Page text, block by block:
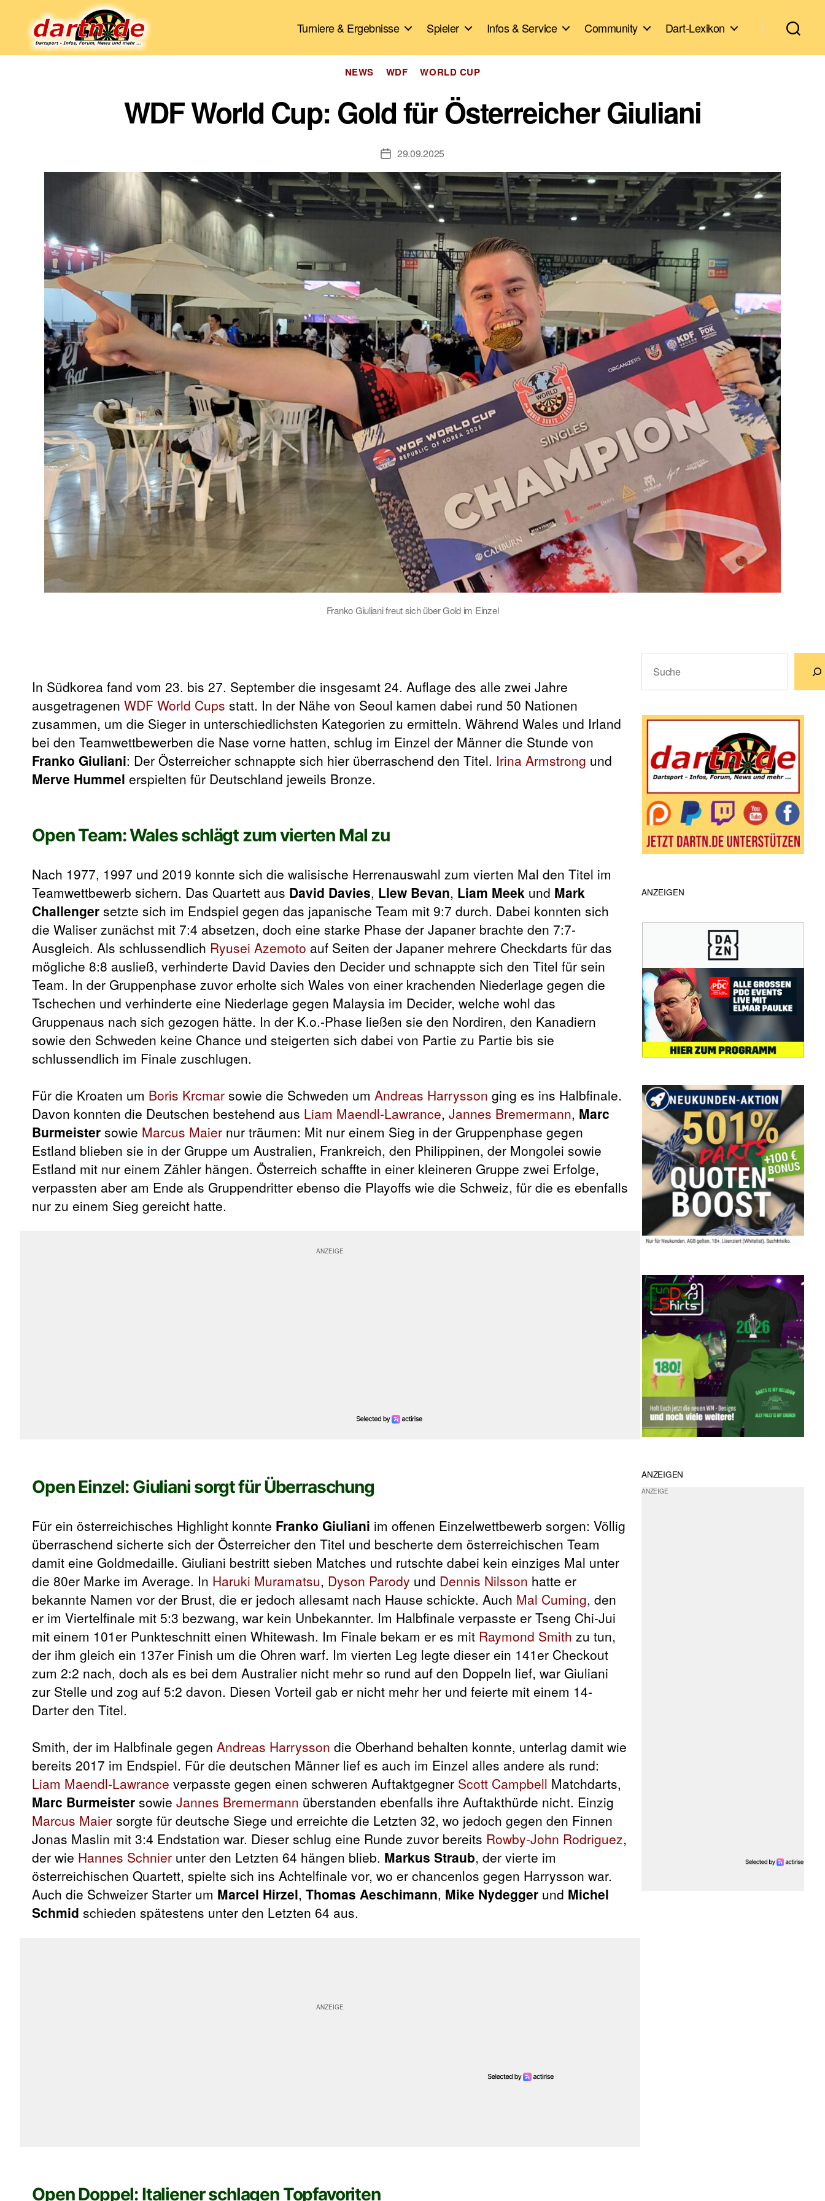
Turniere & Ergebnisse Spieler Infos & Service Community Dart-Lexikon
Kategorien
NEWS WDF WORLD CUP
WDF World Cup: Gold für Österreicher Giuliani
Veröffentlichungsdatum
29.09.2025
Franko Giuliani freut sich über Gold im Einzel
In Südkorea fand vom 23. bis 27. September die insgesamt 24. Auflage des alle zwei Jahre
ausgetragenen WDF World Cups statt. In der Nähe von Seoul kamen dabei rund 50 Nationen
zusammen, um die Sieger in unterschiedlichsten Kategorien zu ermitteln. Während Wales und Irland
bei den Teamwettbewerben die Nase vorne hatten, schlug im Einzel der Männer die Stunde von
Franko Giuliani: Der Österreicher schnappte sich hier überraschend den Titel. Irina Armstrong und
Merve Hummel erspielten für Deutschland jeweils Bronze.
Open Team: Wales schlägt zum vierten Mal zu
Nach 1977, 1997 und 2019 konnte sich die walisische Herrenauswahl zum vierten Mal den Titel im
Teamwettbewerb sichern. Das Quartett aus David Davies, Llew Bevan, Liam Meek und Mark
Challenger setzte sich im Endspiel gegen das japanische Team mit 9:7 durch. Dabei konnten sich
die Waliser zunächst mit 7:4 absetzen, doch eine starke Phase der Japaner brachte den 7:7-
Ausgleich. Als schlussendlich Ryusei Azemoto auf Seiten der Japaner mehrere Checkdarts für das
mögliche 8:8 ausließ, verhinderte David Davies den Decider und schnappte sich den Titel für sein
Team. In der Gruppenphase zuvor erholte sich Wales von einer krachenden Niederlage gegen die
Tschechen und verhinderte eine Niederlage gegen Malaysia im Decider, welche wohl das
Gruppenaus nach sich gezogen hätte. In der K.o.-Phase ließen sie den Nordiren, den Kanadiern
sowie den Schweden keine Chance und steigerten sich dabei von Partie zu Partie bis sie
schlussendlich im Finale zuschlugen.
Für die Kroaten um Boris Krcmar sowie die Schweden um Andreas Harrysson ging es ins Halbfinale.
Davon konnten die Deutschen bestehend aus Liam Maendl-Lawrance, Jannes Bremermann, Marc
Burmeister sowie Marcus Maier nur träumen: Mit nur einem Sieg in der Gruppenphase gegen
Estland blieben sie in der Gruppe um Australien, Frankreich, den Philippinen, der Mongolei sowie
Estland mit nur einem Zähler hängen. Österreich schaffte in einer kleineren Gruppe zwei Erfolge,
verpassten aber am Ende als Gruppendritter ebenso die Playoffs wie die Schweiz, für die es ebenfalls
nur zu einem Sieg gereicht hatte.
Open Einzel: Giuliani sorgt für Überraschung
Für ein österreichisches Highlight konnte Franko Giuliani im offenen Einzelwettbewerb sorgen: Völlig
überraschend sicherte sich der Österreicher den Titel und bescherte dem österreichischen Team
damit eine Goldmedaille. Giuliani bestritt sieben Matches und rutschte dabei kein einziges Mal unter
die 80er Marke im Average. In Haruki Muramatsu, Dyson Parody und Dennis Nilsson hatte er
bekannte Namen vor der Brust, die er jedoch allesamt nach Hause schickte. Auch Mal Cuming, den
er im Viertelfinale mit 5:3 bezwang, war kein Unbekannter. Im Halbfinale verpasste er Tseng Chi-Jui
mit einem 101er Punkteschnitt einen Whitewash. Im Finale bekam er es mit Raymond Smith zu tun,
der ihm gleich ein 137er Finish um die Ohren warf. Im vierten Leg legte dieser ein 141er Checkout
zum 2:2 nach, doch als es bei dem Australier nicht mehr so rund auf den Doppeln lief, war Giuliani
zur Stelle und zog auf 5:2 davon. Diesen Vorteil gab er nicht mehr her und feierte mit einem 14-
Darter den Titel.
Smith, der im Halbfinale gegen Andreas Harrysson die Oberhand behalten konnte, unterlag damit wie
bereits 2017 im Endspiel. Für die deutschen Männer lief es auch im Einzel alles andere als rund:
Liam Maendl-Lawrance verpasste gegen einen schweren Auftaktgegner Scott Campbell Matchdarts,
Marc Burmeister sowie Jannes Bremermann überstanden ebenfalls ihre Auftakthürde nicht. Einzig
Marcus Maier sorgte für deutsche Siege und erreichte die Letzten 32, wo jedoch gegen den Finnen
Jonas Maslin mit 3:4 Endstation war. Dieser schlug eine Runde zuvor bereits Rowby-John Rodriguez,
der wie Hannes Schnier unter den Letzten 64 hängen blieb. Markus Straub, der vierte im
österreichischen Quartett, spielte sich ins Achtelfinale vor, wo er chancenlos gegen Harrysson war.
Auch die Schweizer Starter um Marcel Hirzel, Thomas Aeschimann, Mike Nydegger und Michel
Schmid schieden spätestens unter den Letzten 64 aus.
Open Doppel: Italiener schlagen Topfavoriten
ANZEIGEN
ANZEIGEN